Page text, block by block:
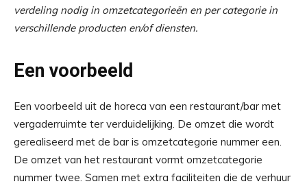
verdeling nodig in omzetcategorieën en per categorie in
verschillende producten en/of diensten.
Een voorbeeld
Een voorbeeld uit de horeca van een restaurant/bar met
vergaderruimte ter verduidelijking. De omzet die wordt
gerealiseerd met de bar is omzetcategorie nummer een.
De omzet van het restaurant vormt omzetcategorie
nummer twee. Samen met extra faciliteiten die de verhuur